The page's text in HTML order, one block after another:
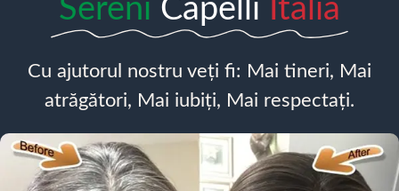
Sereni Capelli Italia
Cu ajutorul nostru veți fi: Mai tineri, Mai
atrăgători, Mai iubiți, Mai respectați.